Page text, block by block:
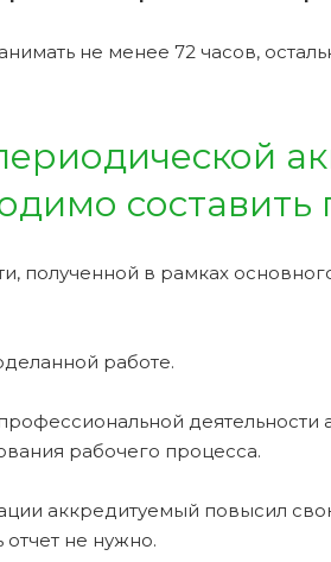
не менее 72 часов,
составить
полученной в рамках
работе.
деятельности
рабочего процесса.
аккредитуемый повысил
отчет не нужно.